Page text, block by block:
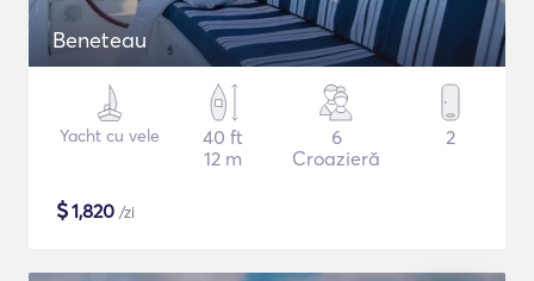
Beneteau
Yacht cu vele
40 ft
12 m
6
Croazieră
2
$1,820 /zi